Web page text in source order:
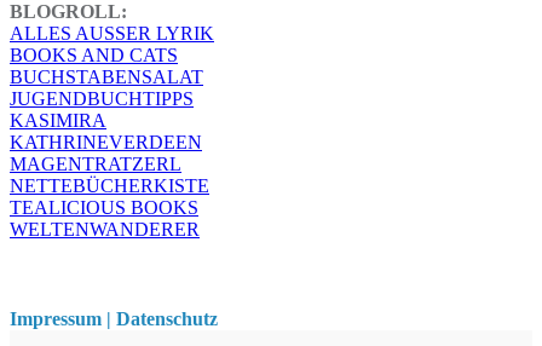
BLOGROLL:
ALLES AUSSER LYRIK
BOOKS AND CATS
BUCHSTABENSALAT
JUGENDBUCHTIPPS
KASIMIRA
KATHRINEVERDEEN
MAGENTRATZERL
NETTEBÜCHERKISTE
TEALICIOUS BOOKS
WELTENWANDERER
Impressum | Datenschutz